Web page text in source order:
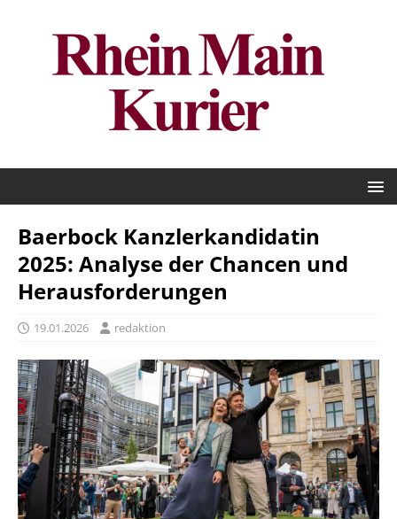
Baerbock Kanzlerkandidatin
2025: Analyse der Chancen und
Herausforderungen
19.01.2026 redaktion